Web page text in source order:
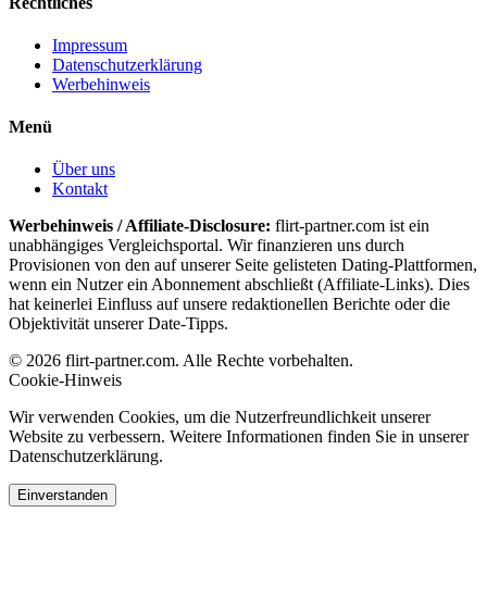
Impressum
Datenschutzerklärung
Werbehinweis
Menü
Über uns
Kontakt
Werbehinweis / Affiliate-Disclosure: flirt-partner.com ist ein
unabhängiges Vergleichsportal. Wir finanzieren uns durch
Provisionen von den auf unserer Seite gelisteten Dating-Plattformen,
wenn ein Nutzer ein Abonnement abschließt (Affiliate-Links). Dies
hat keinerlei Einfluss auf unsere redaktionellen Berichte oder die
Objektivität unserer Date-Tipps.
© 2026 flirt-partner.com. Alle Rechte vorbehalten.
Cookie-Hinweis
Wir verwenden Cookies, um die Nutzerfreundlichkeit unserer
Website zu verbessern. Weitere Informationen finden Sie in unserer
Datenschutzerklärung.
Einverstanden